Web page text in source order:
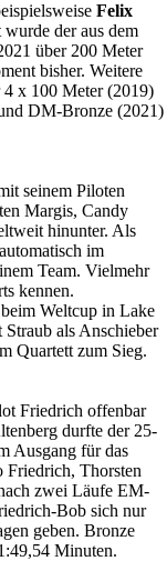
Felix
der aus dem
über 200 Meter
bisher. Weitere
x 100 Meter (2019)
DM-Bronze (2021)
seinem Piloten
Margis, Candy
hinunter. Als
im
Team. Vielmehr
kennen.
Weltcup in Lake
als Anschieber
Quartett zum Sieg.
Friedrich offenbar
durfte der 25-
Ausgang für das
Friedrich, Thorsten
zwei Läufe EM-
Bob sich nur
geben. Bronze
Minuten.